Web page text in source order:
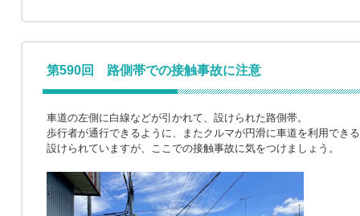
第590回 路側帯での接触事故に注意
車道の左側に白線などが引かれて、設けられた路側帯。
歩行者が通行できるように、またクルマが円滑に車道を利用でき
設けられていますが、ここでの接触事故に気をつけましょう。